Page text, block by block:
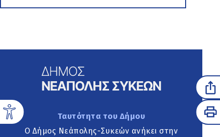
Ταυτότητα του Δήμου
Ο Δήμος Νεάπολης-Συκεών ανήκει στην